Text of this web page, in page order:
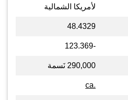
لأمريكا الشمالية
48.4329
-123.369
290,000 نَسمة
.ca